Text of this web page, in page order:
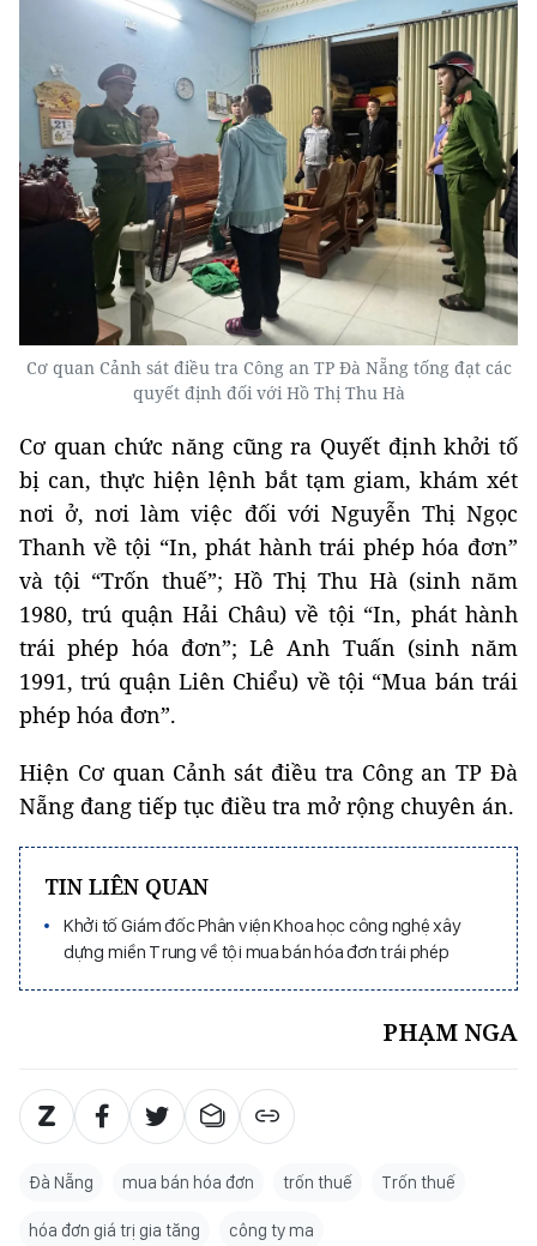
Cơ quan Cảnh sát điều tra Công an TP Đà Nẵng tống đạt các
quyết định đối với Hồ Thị Thu Hà
Cơ quan chức năng cũng ra Quyết định khởi tố
bị can, thực hiện lệnh bắt tạm giam, khám xét
nơi ở, nơi làm việc đối với Nguyễn Thị Ngọc
Thanh về tội “In, phát hành trái phép hóa đơn”
và tội “Trốn thuế”; Hồ Thị Thu Hà (sinh năm
1980, trú quận Hải Châu) về tội “In, phát hành
trái phép hóa đơn”; Lê Anh Tuấn (sinh năm
1991, trú quận Liên Chiểu) về tội “Mua bán trái
phép hóa đơn”.
Hiện Cơ quan Cảnh sát điều tra Công an TP Đà
Nẵng đang tiếp tục điều tra mở rộng chuyên án.
TIN LIÊN QUAN
Khởi tố Giám đốc Phân viện Khoa học công nghệ xây
dựng miền Trung về tội mua bán hóa đơn trái phép
PHẠM NGA
Đà Nẵng mua bán hóa đơn trốn thuế Trốn thuế
hóa đơn giá trị gia tăng công ty ma